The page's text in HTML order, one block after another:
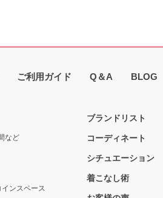
ご利用ガイド Q＆A BLOG
など
ンスペース
ブランドリスト
コーディネート
シチュエーション
着こなし術